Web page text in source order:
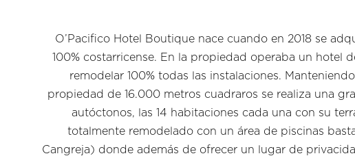
O’Pacifico Hotel Boutique nace cuando en 2018 se
100% costarricense. En la propiedad operaba un hotel
remodelar 100% todas las instalaciones.
propiedad de 16.000 metros cuadraros se realiza una
autóctonos, las 14 habitaciones cada una con su
totalmente remodelado con un área de piscinas
Cangreja) donde además de ofrecer un lugar de